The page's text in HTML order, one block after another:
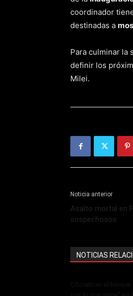
coordinador
destinadas a
Para culminar la
definir los
Milei.
Noticia anterior
Asalto mortal en
sospechosos
NOTICIAS